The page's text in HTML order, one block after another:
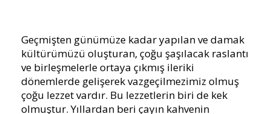
Geçmişten günümüze kadar yapılan ve damak
kültürümüzü oluşturan, çoğu şaşılacak raslantı
ve birleşmelerle ortaya çıkmış ileriki
dönemlerde gelişerek vazgeçilmezimiz olmuş
çoğu lezzet vardır. Bu lezzetlerin biri de kek
olmuştur. Yıllardan beri çayın kahvenin